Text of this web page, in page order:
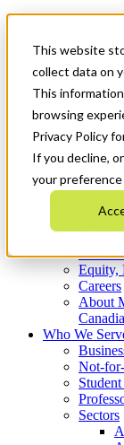
This website
collect data on
This
browsing
Privacy Policy
If you decline,
your
News &
Get Started
Menu
Who We Are
What
Equity,
Careers
About
Who We
Not-
Sectors